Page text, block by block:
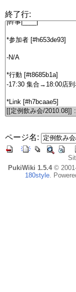
終了行:
ページ名:
PukiWiki 1.5.4©
180style.